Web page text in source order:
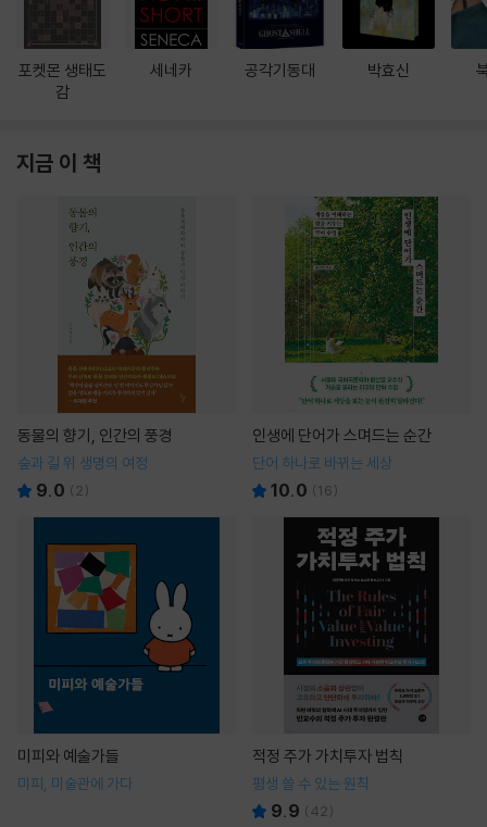
포켓몬 생태도
감
세네카 공각기동대 박효신
지금 이 책
동물의 향기, 인간의 풍경
숲과 길 위 생명의 여정
9.0 ( 2)
인생에 단어가 스며드는 순간
단어 하나로 바뀌는 세상
10.0 (16)
미피와 예술가들
미피, 미술관에 가다
적정 주가 가치투자 법칙
평생 쓸 수 있는 원칙
9.9 (42)